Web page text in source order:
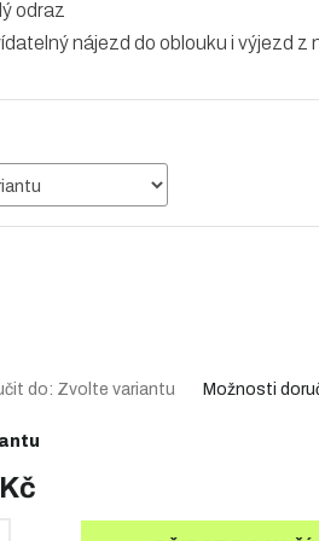
do: Zvolte variantu Možnosti
odraz
nájezd do oblouku i výjezd z